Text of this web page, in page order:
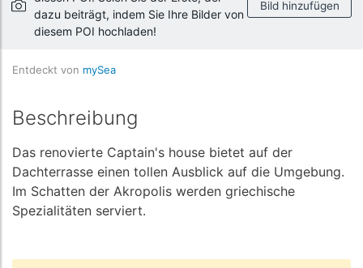
dazu beiträgt, indem Sie Ihre Bilder von
diesem POI hochladen!
Bild hinzufügen
Entdeckt von mySea
Beschreibung
Das renovierte Captain's house bietet auf der
Dachterrasse einen tollen Ausblick auf die Umgebung.
Im Schatten der Akropolis werden griechische
Spezialitäten serviert.